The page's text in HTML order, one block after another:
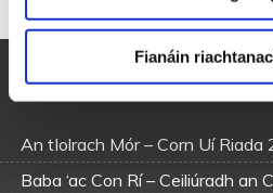
Fianáin
déag.
Amhráin eile le Pól Ó
An tIolrach Mór – Corn Uí Riada
Baba ‘ac Con Rí – Ceiliúradh an